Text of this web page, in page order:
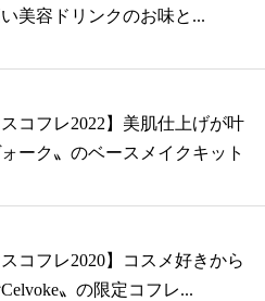
美容ドリンクのお味と...
スコフレ2022】美肌仕上げが叶
ーク〟のベースメイクキット
スコフレ2020】コスメ好きから
〟の限定コフレ...